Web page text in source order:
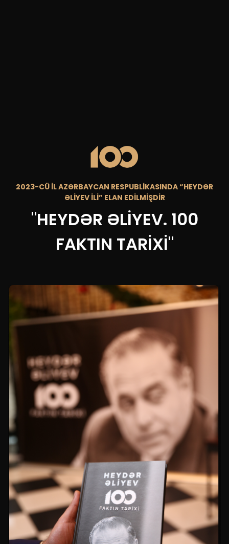
2023-CÜ İL AZƏRBAYCAN RESPUBLİKASINDA “HEYDƏR
ƏLİYEV İLİ” ELAN EDİLMİŞDİR
"HEYDƏR ƏLİYEV. 100
FAKTIN TARİXİ"